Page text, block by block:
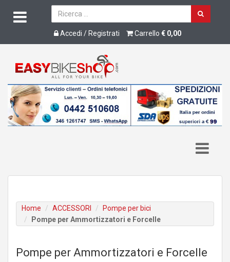
Accedi / Registrati Carrello € 0,00
Home ACCESSORI
Pompe per bici
Pompe per Ammortizzatori e Forcelle
Pompe per Ammortizzatori e Forcelle